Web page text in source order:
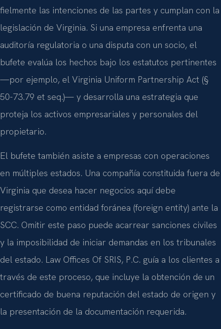
fielmente las intenciones de las partes y cumplan con la
legislación de Virginia. Si una empresa enfrenta una
auditoría regulatoria o una disputa con un socio, el
bufete evalúa los hechos bajo los estatutos pertinentes
—por ejemplo, el Virginia Uniform Partnership Act (§
50-73.79 et seq.)— y desarrolla una estrategia que
proteja los activos empresariales y personales del
propietario.
El bufete también asiste a empresas con operaciones
en múltiples estados. Una compañía constituida fuera de
Virginia que desea hacer negocios aquí debe
registrarse como entidad foránea (foreign entity) ante la
SCC. Omitir este paso puede acarrear sanciones civiles
y la imposibilidad de iniciar demandas en los tribunales
del estado. Law Offices Of SRIS, P.C. guía a los clientes a
través de este proceso, que incluye la obtención de un
certificado de buena reputación del estado de origen y
la presentación de la documentación requerida.